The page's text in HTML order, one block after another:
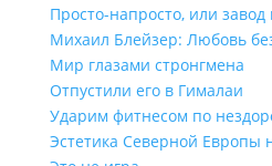
Просто-напросто, или
Михаил Блейзер: Любовь
Мир глазами стронгмена
Отпустили его в Гималаи
Ударим фитнесом по
Эстетика Северной